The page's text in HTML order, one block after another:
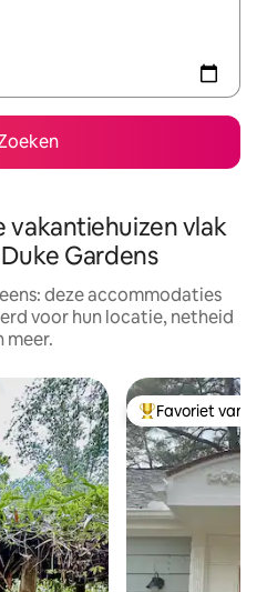
vakantiehuizen vlak
Gardens
deze accommodaties
voor hun locatie, netheid
meer.
Topfavoriet van
Favoriet van